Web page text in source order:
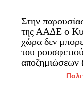
Στην
της ΑΑΔΕ ο
χώρα δεν
του
αποζημιώσεων